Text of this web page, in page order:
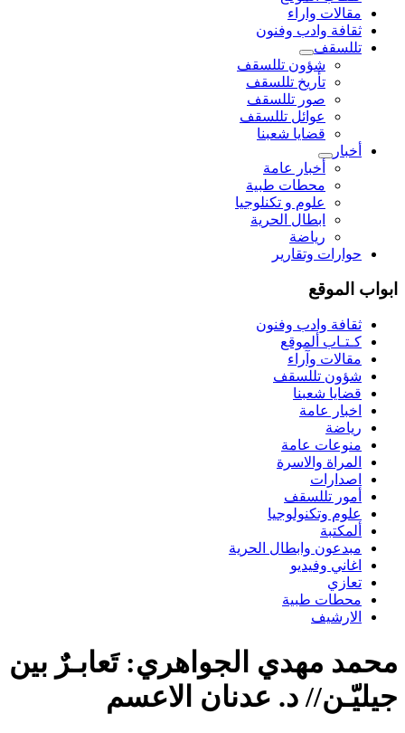
مقالات واراء
ثقافة وادب وفنون
تللسقف
شؤون تللسقف
تأريخ تللسقف
صور تللسقف
عوائل تللسقف
قضايا شعبنا
أخبار
أخبار عامة
محطات طبية
علوم و تکنلوجیا
ابطال الحرية
رياضة
حوارات وتقارير
ابواب الموقع
ثقافة وادب وفنون
كـتـاب ألموقع
مقالات وآراء
شؤون تللسقف
قضايا شعبنا
اخبار عامة
رياضة
منوعات عامة
المراة والاسرة
اصدارات
أمور تللسقف
علوم وتكنولوجيا
ألمكتبة
مبدعون وابطال الحرية
اغاني وفيديو
تعازي
محطات طبية
الارشيف
محمد مهدي الجواهري: تَعابـرٌ بين
جيليّـن// د. عدنان الاعسم